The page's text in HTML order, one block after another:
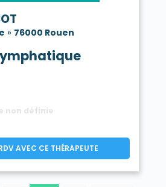
» 76000 Rouen
non définie
AVEC CE THÉRAPEUTE